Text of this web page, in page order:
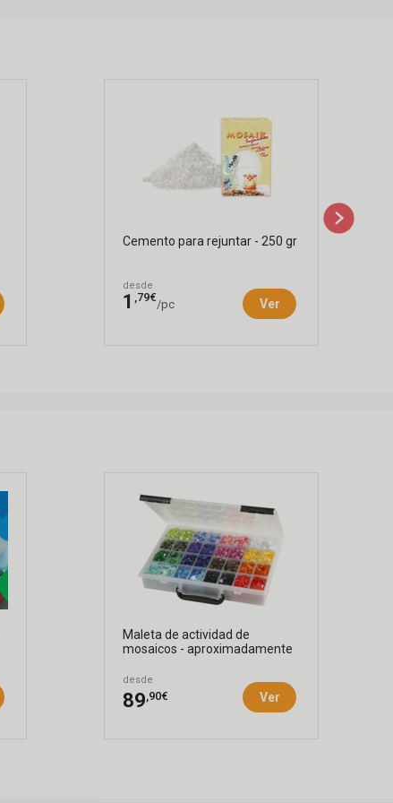
Cemento para rejuntar - 250 gr
desde
1 ,79€
/pc Ver
Maleta de actividad de
mosaicos - aproximadamente
desde
89,90€ Ver